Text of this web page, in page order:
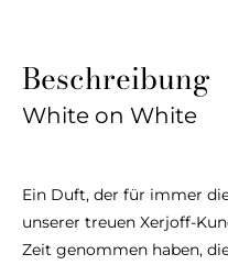
Beschreibung
White on White
Ein Duft, der für immer
unserer treuen Xerjoff-
Zeit genommen haben,